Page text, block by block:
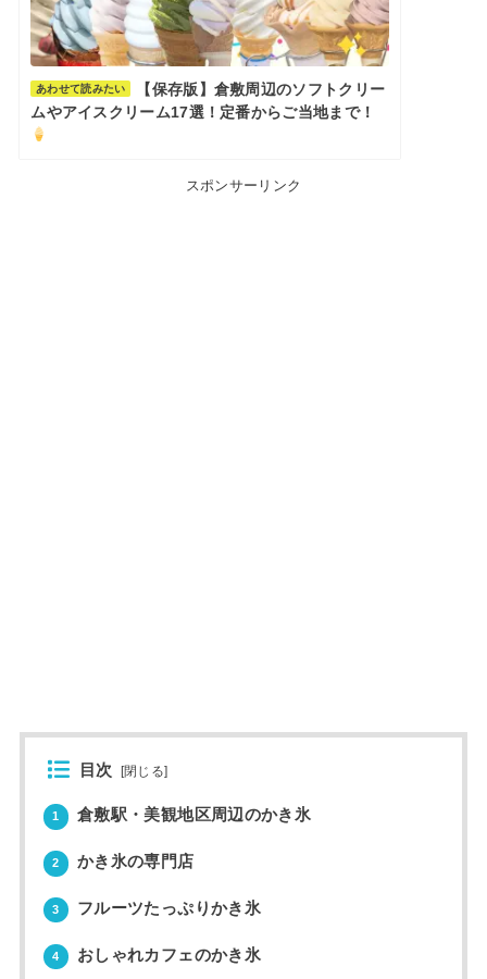
あわせて読みたい
【保存版】倉敷周辺のソフトクリー
ムやアイスクリーム17選！定番からご当地まで！
スポンサーリンク
目次 [閉じる]
1 倉敷駅・美観地区周辺のかき氷
2 かき氷の専門店
3 フルーツたっぷりかき氷
4 おしゃれカフェのかき氷